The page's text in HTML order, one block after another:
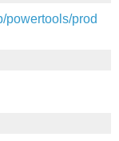
powertools/prod